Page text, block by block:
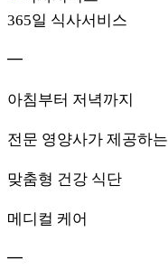
365일 식사서비스
━
아침부터 저녁까지
전문 영양사가 제공하는
맞춤형 건강 식단
메디컬 케어
━